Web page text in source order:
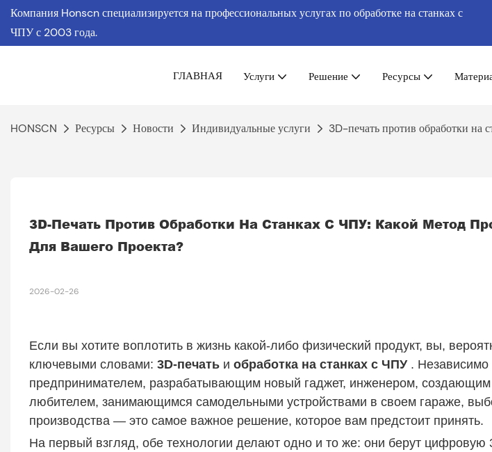
Компания Honscn специализируется на профессиональных услугах по обработке на станках с
ЧПУс 2003 года.
ГЛАВНАЯ Услуги Решение Ресурсы
HONSCN Ресурсы Новости Индивидуальные услуги 3D-печать против обработки на
3D-Печать Против Обработки На Станках С ЧПУ: Какой Метод
Для Вашего Проекта?
2026-02-26
Если вы хотите воплотить в жизнь какой-либо физический продукт, вы,
ключевыми словами: 3D-печатьи обработка на станках с ЧПУ. Независимо
предпринимателем, разрабатывающим новый гаджет, инженером, создающим
любителем, занимающимся самодельными устройствами в своем гараже,
производства — это самое важное решение, которое вам предстоит принять.
На первый взгляд, обе технологии делают одно и то же: они берут цифровую